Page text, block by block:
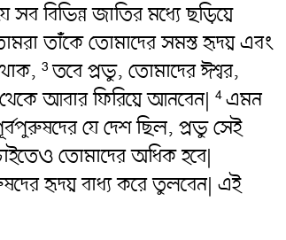
বিভিন্ন জাতির মধ্যে ছড়িয়ে
তাঁকে তোমাদের সমস্ত হৃদয় এবং
3তবে প্রভু, তোমাদের ঈশ্বর,
আবার ফিরিয়ে আনবেন| 4 এমন
যে দেশ ছিল, প্রভু সেই
তোমাদের অধিক হবে|
হৃদয় বাধ্য করে তুলবেন| এই